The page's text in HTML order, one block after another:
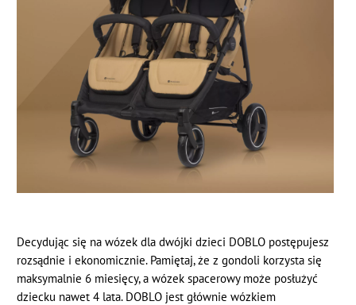
Decydując się na wózek dla dwójki dzieci DOBLO postępujesz
rozsądnie i ekonomicznie. Pamiętaj, że z gondoli korzysta się
maksymalnie 6 miesięcy, a wózek spacerowy może posłużyć
dziecku nawet 4 lata. DOBLO jest głównie wózkiem